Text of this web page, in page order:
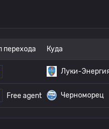
перехода Куда
Луки-
Free agent Черноморец